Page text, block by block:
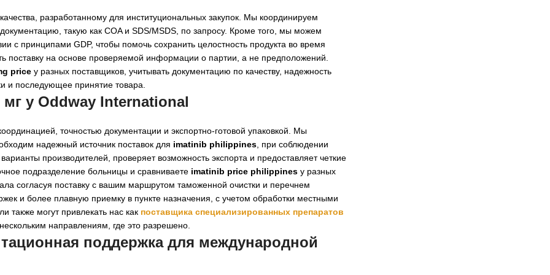
разработанному для институциональных закупок. Мы координируем
такую как COA и SDS/MSDS, по запросу. Кроме того, мы можем
с принципами GDP, чтобы помочь сохранить целостность продукта во время
поставку на основе проверяемой информации о партии, а не предположений.
price у разных поставщиков, учитывать документацию по качеству, надежность
и последующее принятие товара.
у Oddway International
точностью документации и экспортно-готовой упаковкой. Мы
надежный источник поставок для imatinib philippines , при соблюдении
производителей, проверяет возможность экспорта и предоставляет четкие
подразделение больницы и сравниваете imatinib price philippines у разных
согласуя поставку с вашим маршрутом таможенной очистки и перечнем
и более плавную приемку в пункте назначения, с учетом обработки местными
также могут привлекать нас как поставщика специализированных препаратов
направлениям, где это разрешено.
поддержка для международной